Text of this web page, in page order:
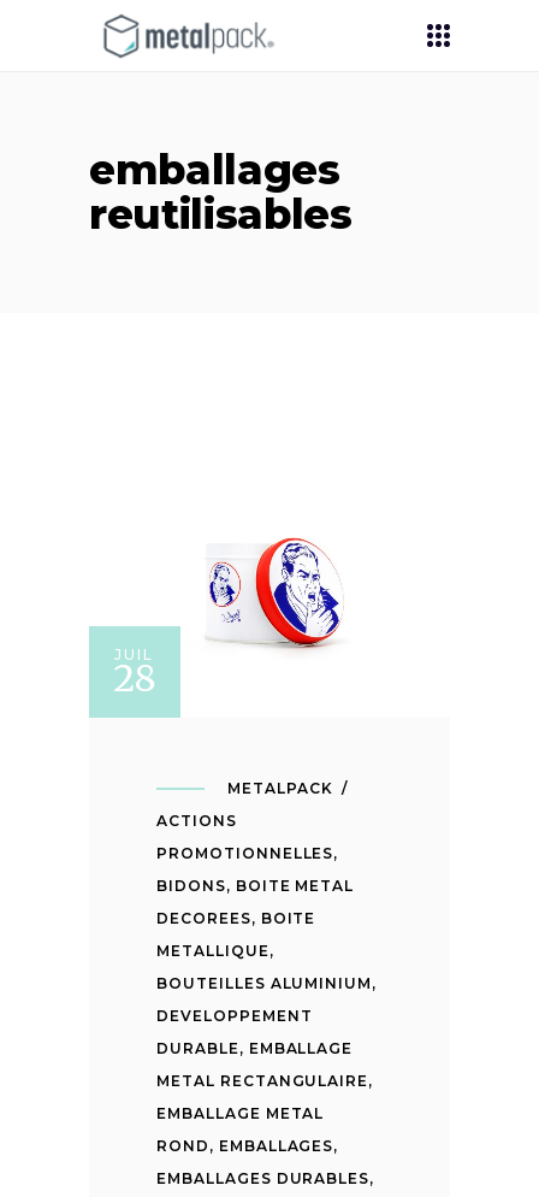
emballages
reutilisables
JUIL
28
METALPACK
ACTIONS
PROMOTIONNELLES,
BIDONS, BOITE METAL
DECOREES, BOITE
METALLIQUE ,
BOUTEILLES ALUMINIUM ,
DEVELOPPEMENT
DURABLE , EMBALLAGE
METAL RECTANGULAIRE ,
EMBALLAGE METAL
ROND , EMBALLAGES,
EMBALLAGES DURABLES,